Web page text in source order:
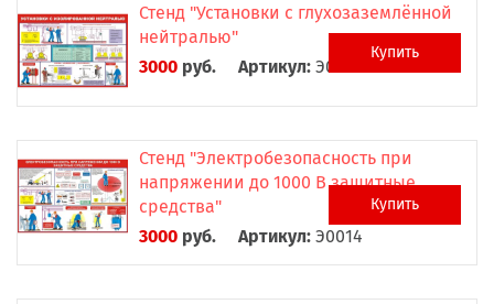
Стенд "Установки с глухозаземлённой
нейтралью"
3000 руб. Артикул: Э0013
Купить
Стенд "Электробезопасность при
напряжении до 1000 В защитные
средства"
3000 руб. Артикул: Э0014
Купить